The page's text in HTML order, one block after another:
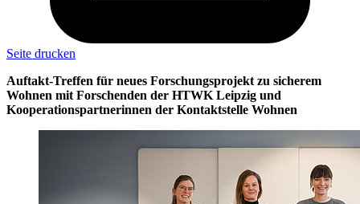
Seite drucken
Auftakt-Treffen für neues Forschungsprojekt zu sicherem
Wohnen mit Forschenden der HTWK Leipzig und
Kooperationspartnerinnen der Kontaktstelle Wohnen